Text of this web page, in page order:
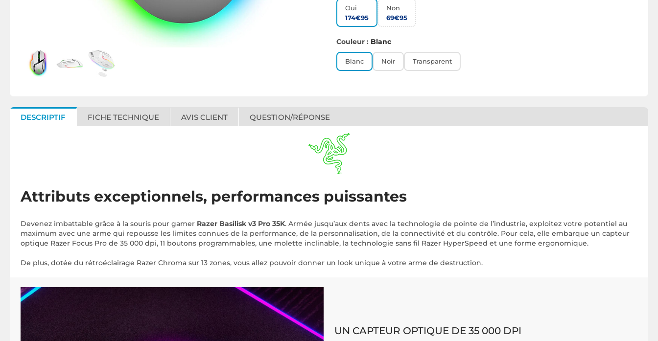
Oui
174€95
Non
69€95
Couleur : Blanc
Blanc Noir Transparent
DESCRIPTIF FICHE TECHNIQUE AVIS CLIENT QUESTION/RÉPONSE
Attributs exceptionnels, performances puissantes
Devenez imbattable grâce à la souris pour gamer Razer Basilisk v3 Pro 35K. Armée jusqu’aux dents avec la technologie de pointe de l’industrie, exploitez votre potentiel au
maximum avec une arme qui repousse les limites connues de la performance, de la personnalisation, de la connectivité et du contrôle. Pour cela, elle embarque un capteur
optique Razer Focus Pro de 35 000 dpi, 11 boutons programmables, une molette inclinable, la technologie sans fil Razer HyperSpeed et une forme ergonomique.
De plus, dotée du rétroéclairage Razer Chroma sur 13 zones, vous allez pouvoir donner un look unique à votre arme de destruction.
UN CAPTEUR OPTIQUE DE 35 000 DPI